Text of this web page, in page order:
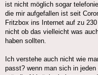
ist nicht möglich sogar
die mir aufgefallen ist seit
Fritzbox ins Internet auf zu
nicht ob das vielleicht was
haben sollten.
Ich verstehe auch nicht wie
passt? wenn man sich in